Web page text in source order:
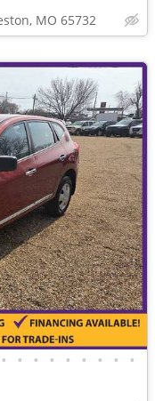
MO 65732
• • • • • • • • •